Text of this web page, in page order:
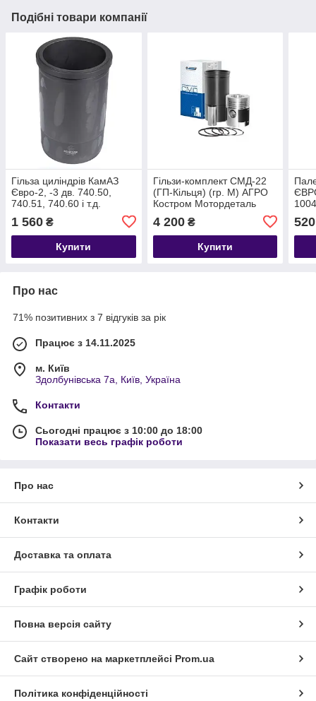
Подібні товари компанії
Гільза циліндрів КамАЗ
Євро-2, -3 дв. 740.50,
740.51, 740.60 і т.д.
1 560 ₴
Купити
Гільзи-комплект СМД-22
(ГП-Кільця) (гр. М) АГРО
Костром Мотордеталь
4 200₴
Купити
520
Про нас
71% позитивних з 7 відгуків за рік
Працює з 14.11.2025
м. Київ
Здолбунівська 7а, Київ, Україна
Контакти
Сьогодні працює з 10:00 до 18:00
Показати весь графік роботи
Про нас
Контакти
Доставка та оплата
Графік роботи
Повна версія сайту
Сайт створено на маркетплейсі Prom.ua
Політика конфіденційності